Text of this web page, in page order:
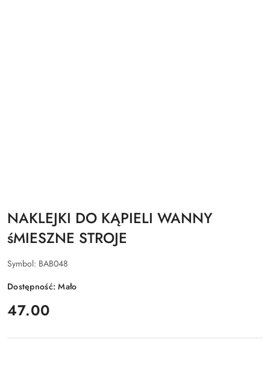
NAKLEJKI DO KĄPIELI WANNY
śMIESZNE STROJE
Symbol: BAB048
Dostępność:Mało
cena:
47.00